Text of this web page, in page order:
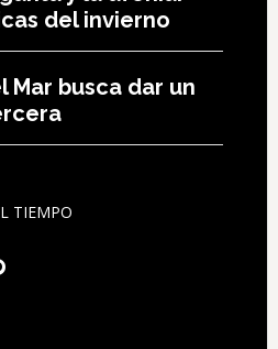
del invierno
Mar busca dar un
TIEMPO